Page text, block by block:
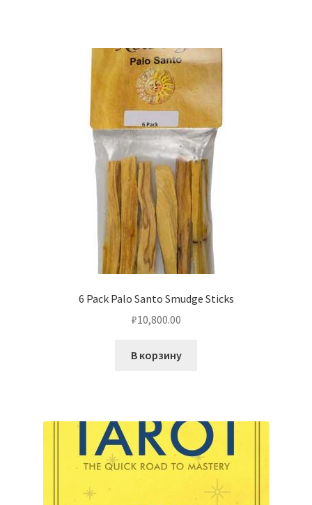
6 Pack Palo Santo Smudge Sticks
₽10,800.00
В корзину